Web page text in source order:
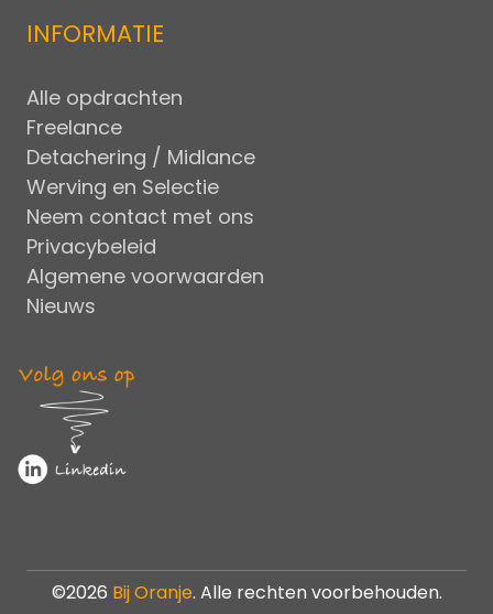
INFORMATIE
Alle opdrachten
Freelance
Detachering / Midlance
Werving en Selectie
Neem contact met ons
Privacybeleid
Algemene voorwaarden
Nieuws
©2026 Bij Oranje. Alle rechten voorbehouden.